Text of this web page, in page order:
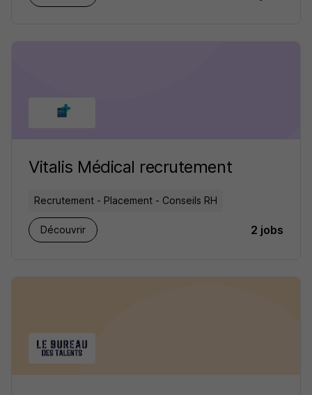
Vitalis Médical recrutement
Recrutement - Placement - Conseils RH
Découvrir 2 jobs